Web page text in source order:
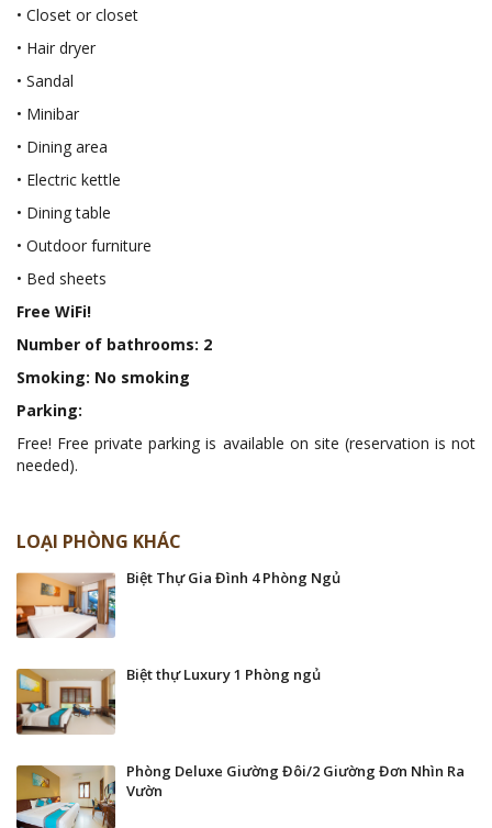
• Closet or closet
• Hair dryer
• Sandal
• Minibar
• Dining area
• Electric kettle
• Dining table
• Outdoor furniture
• Bed sheets
Free WiFi!
Number of bathrooms: 2
Smoking: No smoking
Parking:
Free! Free private parking is available on site (reservation is not
needed).
LOẠI PHÒNG KHÁC
Biệt Thự Gia Đình 4 Phòng Ngủ
Biệt thự Luxury 1 Phòng ngủ
Phòng Deluxe Giường Đôi/2 Giường Đơn Nhìn Ra
Vườn